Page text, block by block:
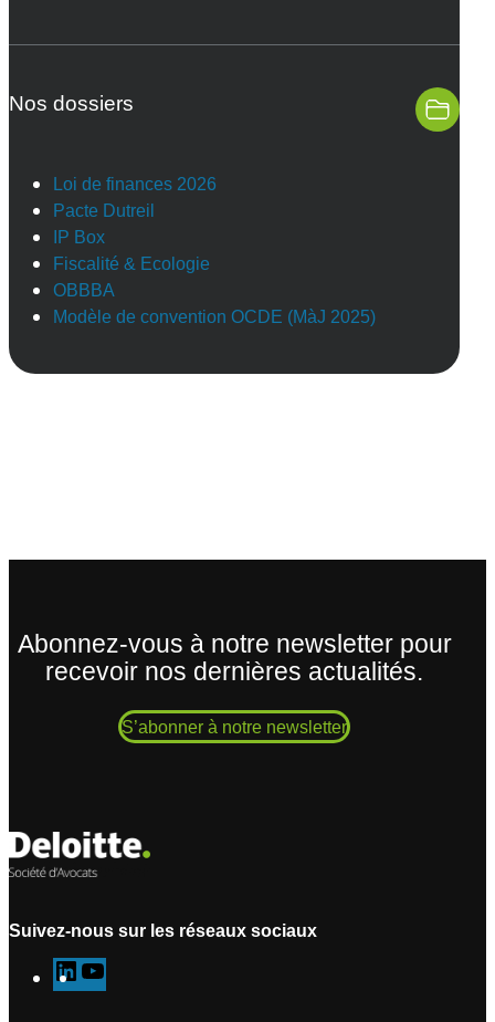
Nos dossiers
Loi de finances 2026
Pacte Dutreil
IP Box
Fiscalité & Ecologie
OBBBA
Modèle de convention OCDE (MàJ 2025)
Abonnez-vous à notre newsletter pour
recevoir nos dernières actualités.
S’abonner à notre newsletter
Suivez-nous sur les réseaux sociaux
L
i
o